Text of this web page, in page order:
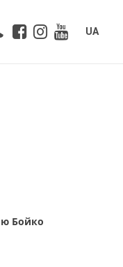
UA
Бойко